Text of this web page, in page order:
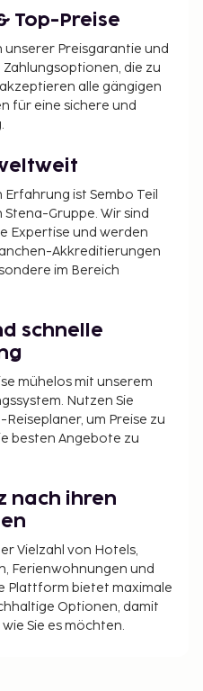
ist eine
für die Reinigung
Top-Preise
unserer Preisgarantie und
Zahlungsoptionen, die zu
alle gängigen
für eine sichere und
ist Sembo Teil
Gruppe. Wir sind
Expertise und werden
Akkreditierungen
im Bereich
schnelle
mühelos mit unserem
Nutzen Sie
Reiseplaner, um Preise zu
besten Angebote zu
nach ihren
Vielzahl von Hotels,
Ferienwohnungen und
Plattform bietet maximale
Optionen, damit
Sie es möchten.